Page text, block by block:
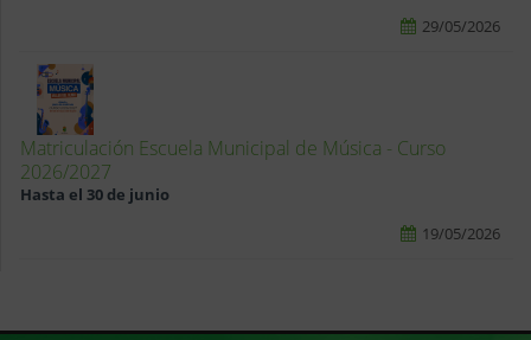
29/05/2026
Matriculación Escuela Municipal de Música - Curso
2026/2027
Hasta el 30 de junio
19/05/2026